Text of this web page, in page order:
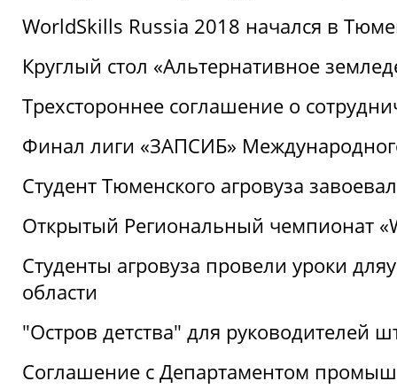
WorldSkills Russia 2018 начался в
Круглый стол «Альтернативное
Трехстороннее соглашение о
Финал лиги «ЗАПСИБ»
Студент Тюменского агровуза
Открытый Региональный чемпионат
Студенты агровуза провели уроки
области
"Остров детства" для руководителей
Соглашение с Департаментом